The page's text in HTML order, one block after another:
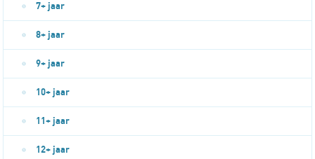
7+ jaar
8+ jaar
9+ jaar
10+ jaar
11+ jaar
12+ jaar